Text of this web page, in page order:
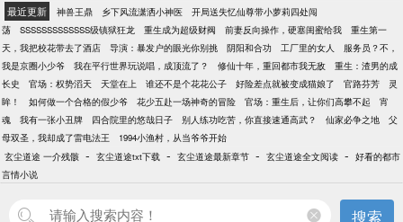
最近更新 神兽王鼎 乡下风流潇洒小神医
开局送失忆仙尊带小萝莉四处闯
荡
SSSSSSSSSSSSS级镇狱狂龙 重生成为超级财阀 前妻反向操作，硬塞闺蜜给我
重生第一
天，我把校花带去了酒店
导演：暴发户的眼光你别挑 阴阳和合功 工厂里的女人
服务员？不，
我是京圈小少爷
我在平行世界玩说唱，成顶流了？ 修仙十年，重回都市我无敌
重生：渣男的成
长史
官场：权势滔天 天堂在上 谁还不是个花花公子 好险差点就被变成猫娘了 官路芬芳
灵
眸！
如何做一个合格的假少爷 花少五赴一场神奇的冒险 官场：重生后，让你们高攀不起
宵
魂
我有一张小丑牌 四合院里的悠哉日子 别人练功吃苦，你直接速通高武？ 仙家必争之地
父
母双圣，我却成了雷电法王
1994小渔村，从当爷爷开始
玄尘道途 一介残骸 - 玄尘道途txt下载 - 玄尘道途最新章节 - 玄尘道途全文阅读 - 好看的都市
言情小说
搜索